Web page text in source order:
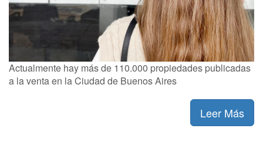
Actualmente hay más de 110.000 propiedades publicadas
a la venta en la Ciudad de Buenos Aires
Leer Más